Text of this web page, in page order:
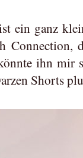
ein ganz
Connection,
ihn mir
Shorts